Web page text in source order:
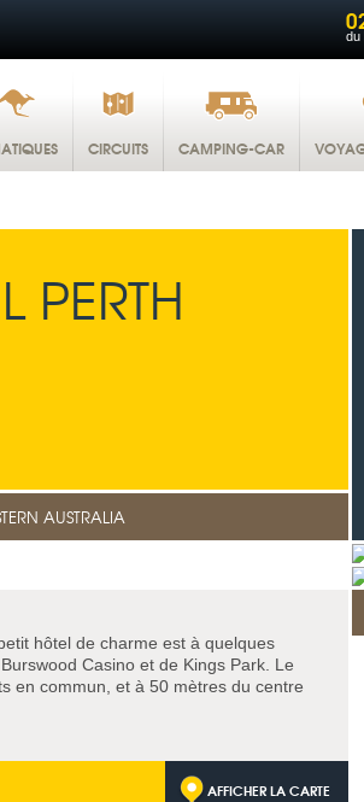
du
CIRCUITS CAMPING-CAR
PERTH
AUSTRALIA
hôtel de charme est à quelques
Casino et de Kings Park. Le
en commun, et à 50 mètres du centre
AFFICHER LA CARTE